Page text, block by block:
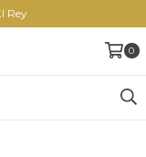
Rey
0